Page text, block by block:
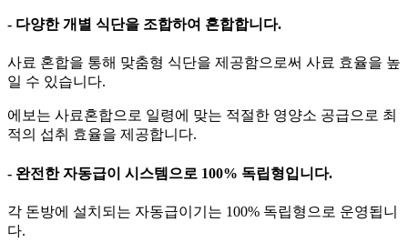
- 다양한 개별 식단을 조합하여 혼합합니다.
사료 혼합을 통해 맞춤형 식단을 제공함으로써 사료 효율을 높
일 수 있습니다.
에보는 사료혼합으로 일령에 맞는 적절한 영양소 공급으로 최
적의 섭취 효율을 제공합니다.
- 완전한 자동급이 시스템으로 100% 독립형입니다.
각 돈방에 설치되는 자동급이기는 100% 독립형으로 운영됩니
다.